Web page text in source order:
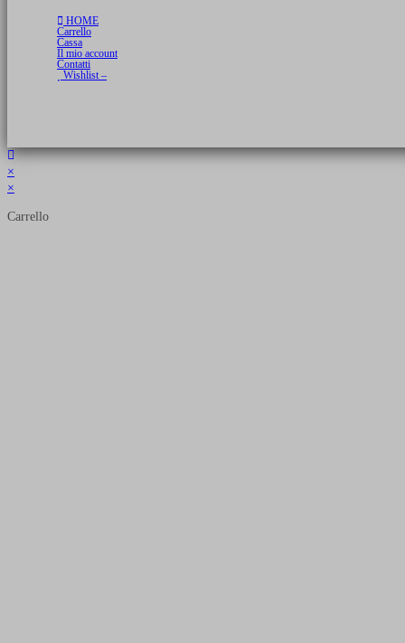
HOME
Carrello
Cassa
Il mio account
Contatti
Wishlist –
×
×
Carrello